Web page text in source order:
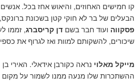
קו חמישים האחוזים, והיאוש אחז בכל.
הבעלים של בר לא חוקי קטן בשכונת
פסקווה ועוד חבר בשם דן קריסברג, זממו
שיכורים, להשקותם למוות ואז לגרוף את
מייקל מאלוי
ההשתכרות שלו מנעה ממנו לשמור על מקום